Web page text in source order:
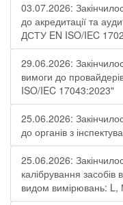
03.07.2026:
до акредитації та
ДСТУ EN ISO/IEC
29.06.2026:
вимоги до
ISO/IEC 17043:2023"
25.06.2026:
до органів з
25.06.2026:
калібрування
видом вимірювань: